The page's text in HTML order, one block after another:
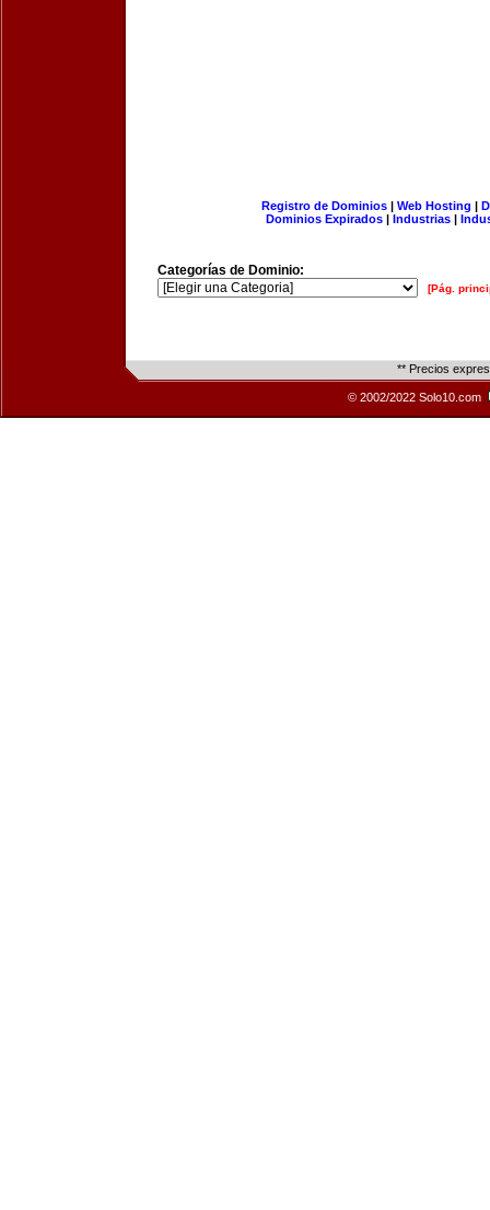
Registro de Dominios| Web Hosting |
Dominios Expirados | Industrias |
Categorías de Dominio:
[Pág.
** Precios
© 2002/2022 Solo10.com